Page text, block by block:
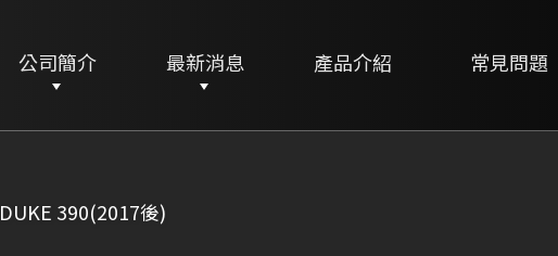
公司簡介 最新消息 產品介紹 常見問題
DUKE 390(2017後)